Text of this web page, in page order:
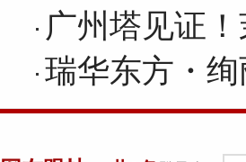
广州塔见证
瑞华东方・